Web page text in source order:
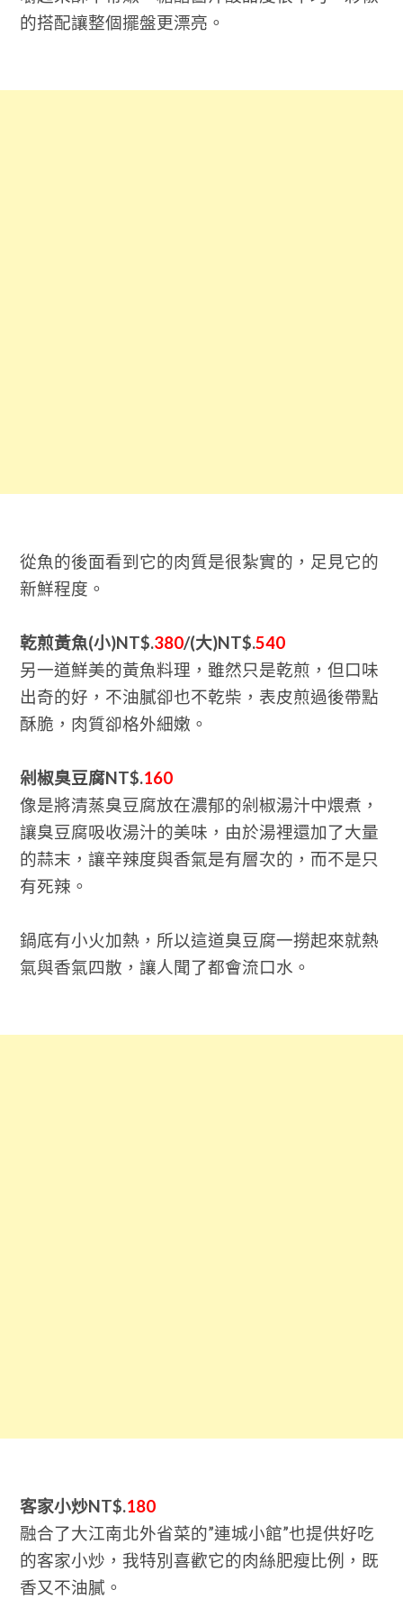
的搭配讓整個擺盤更漂亮。
從魚的後面看到它的肉質是很紮實的，足見它的
新鮮程度。
乾煎黃魚(小)NT$.380/(大)NT$.540
另一道鮮美的黃魚料理，雖然只是乾煎，但口味
出奇的好，不油膩卻也不乾柴，表皮煎過後帶點
酥脆，肉質卻格外細嫩。
剁椒臭豆腐NT$.160
像是將清蒸臭豆腐放在濃郁的剁椒湯汁中煨煮，
讓臭豆腐吸收湯汁的美味，由於湯裡還加了大量
的蒜末，讓辛辣度與香氣是有層次的，而不是只
有死辣。
鍋底有小火加熱，所以這道臭豆腐一撈起來就熱
氣與香氣四散，讓人聞了都會流口水。
客家小炒NT$.180
融合了大江南北外省菜的”連城小館”也提供好吃
的客家小炒，我特別喜歡它的肉絲肥瘦比例，既
香又不油膩。